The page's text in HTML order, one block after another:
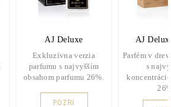
AJ Deluxe
Exkluzívna verzia
parfumu s najvyšším
obsahom parfumu 26%.
POZRI
AJ
Parfém v
s